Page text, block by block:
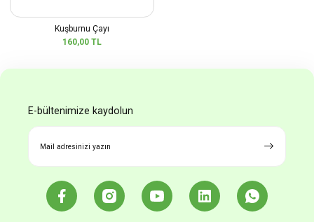
Kuşburnu Çayı
160,00 TL
E-bültenimize kaydolun